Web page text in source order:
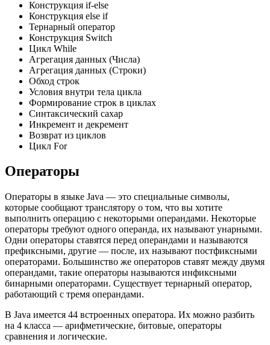
Конструкция if-else
Конструкция else if
Тернарный оператор
Конструкция Switch
Цикл While
Агрегация данных (Числа)
Агрегация данных (Строки)
Обход строк
Условия внутри тела цикла
Формирование строк в циклах
Синтаксический сахар
Инкремент и декремент
Возврат из циклов
Цикл For
Операторы
Операторы в языке Java — это специальные символы,
которые сообщают транслятору о том, что вы хотите
выполнить операцию с некоторыми операндами. Некоторые
операторы требуют одного операнда, их называют унарными.
Одни операторы ставятся перед операндами и называются
префиксными, другие — после, их называют постфиксными
операторами. Большинство же операторов ставят между двумя
операндами, такие операторы называются инфиксными
бинарными операторами. Существует тернарный оператор,
работающий с тремя операндами.
В Java имеется 44 встроенных оператора. Их можно разбить
на 4 класса — арифметические, битовые, операторы
сравнения и логические.